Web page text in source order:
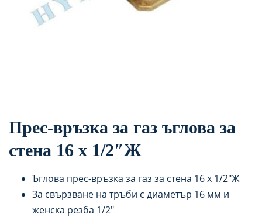
Прес-връзка за газ ъглова за
стена 16 x 1/2″Ж
Ъглова прес-връзка за газ за стена 16 x 1/2″Ж
За свързване на тръби с диаметър 16 мм и
женска резба 1/2″